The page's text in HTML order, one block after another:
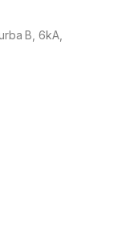
B, 6kA,
Hager | ARC916D